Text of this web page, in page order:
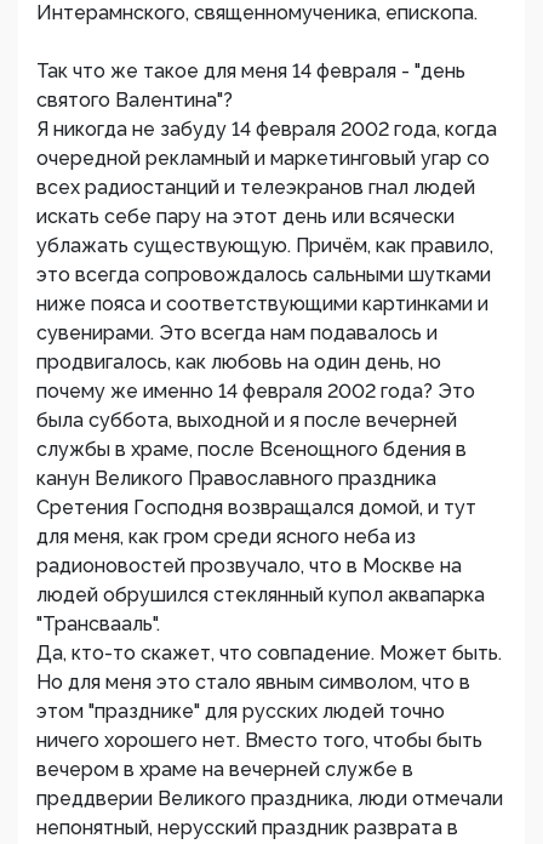
Интерамнского, священномученика, епископа.
Так что же такое для меня 14 февраля - "день
святого Валентина"?
Я никогда не забуду 14 февраля 2002 года, когда
очередной рекламный и маркетинговый угар со
всех радиостанций и телеэкранов гнал людей
искать себе пару на этот день или всячески
ублажать существующую. Причём, как правило,
это всегда сопровождалось сальными шутками
ниже пояса и соответствующими картинками и
сувенирами. Это всегда нам подавалось и
продвигалось, как любовь на один день, но
почему же именно 14 февраля 2002 года? Это
была суббота, выходной и я после вечерней
службы в храме, после Всенощного бдения в
канун Великого Православного праздника
Сретения Господня возвращался домой, и тут
для меня, как гром среди ясного неба из
радионовостей прозвучало, что в Москве на
людей обрушился стеклянный купол аквапарка
"Трансвааль".
Да, кто-то скажет, что совпадение. Может быть.
Но для меня это стало явным символом, что в
этом "празднике" для русских людей точно
ничего хорошего нет. Вместо того, чтобы быть
вечером в храме на вечерней службе в
преддверии Великого праздника, люди отмечали
непонятный, нерусский праздник разврата в